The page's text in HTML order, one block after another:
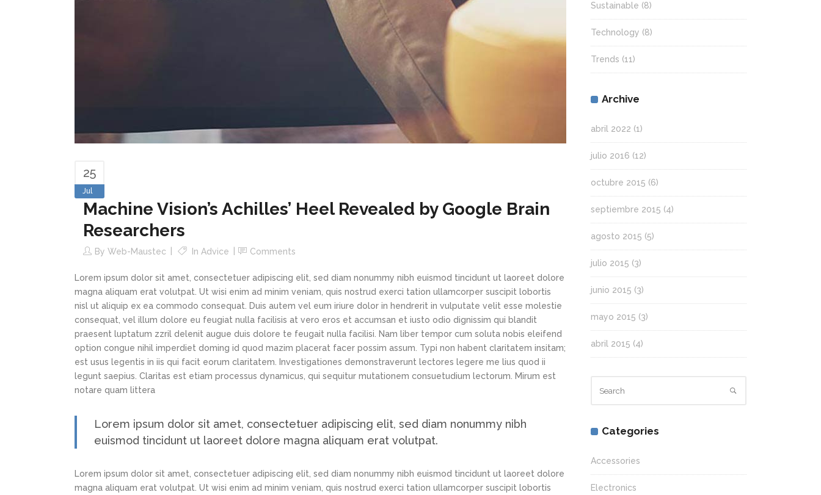
25
Jul
Machine Vision’s Achilles’ Heel Revealed by Google Brain
Researchers
By Web-Maustec In Advice Comments
Lorem ipsum dolor sit amet, consectetuer adipiscing elit, sed diam nonummy nibh euismod tincidunt ut laoreet dolore
magna aliquam erat volutpat. Ut wisi enim ad minim veniam, quis nostrud exerci tation ullamcorper suscipit lobortis
nisl ut aliquip ex ea commodo consequat. Duis autem vel eum iriure dolor in hendrerit in vulputate velit esse molestie
consequat, vel illum dolore eu feugiat nulla facilisis at vero eros et accumsan et iusto odio dignissim qui blandit
praesent luptatum zzril delenit augue duis dolore te feugait nulla facilisi. Nam liber tempor cum soluta nobis eleifend
option congue nihil imperdiet doming id quod mazim placerat facer possim assum. Typi non habent claritatem insitam;
est usus legentis in iis qui facit eorum claritatem. Investigationes demonstraverunt lectores legere me lius quod ii
legunt saepius. Claritas est etiam processus dynamicus, qui sequitur mutationem consuetudium lectorum. Mirum est
notare quam littera
Lorem ipsum dolor sit amet, consectetuer adipiscing elit, sed diam nonummy nibh
euismod tincidunt ut laoreet dolore magna aliquam erat volutpat.
Lorem ipsum dolor sit amet, consectetuer adipiscing elit, sed diam nonummy nibh euismod tincidunt ut laoreet dolore
magna aliquam erat volutpat. Ut wisi enim ad minim veniam, quis nostrud exerci tation ullamcorper suscipit lobortis
Sustainable (8)
Technology (8)
Trends (11)
Archive
abril 2022 (1)
julio 2016 (12)
octubre 2015 (6)
septiembre 2015 (4)
agosto 2015 (5)
julio 2015 (3)
junio 2015 (3)
mayo 2015 (3)
abril 2015 (4)
Categories
Accessories
Electronics